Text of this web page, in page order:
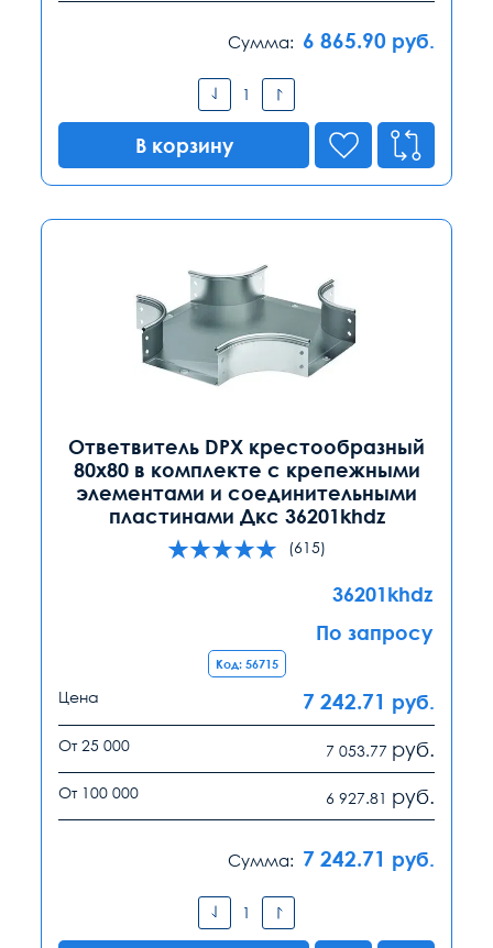
Сумма: 6 865.90 руб.
В корзину
Ответвитель DPX крестообразный
80х80 в комплекте с крепежными
элементами и соединительными
пластинами Дкс 36201khdz
(615)
36201khdz
По запросу
Код: 56715
Цена 7 242.71 руб.
От 25 000 7 053.77 руб.
От 100 000 6 927.81 руб.
Сумма: 7 242.71 руб.